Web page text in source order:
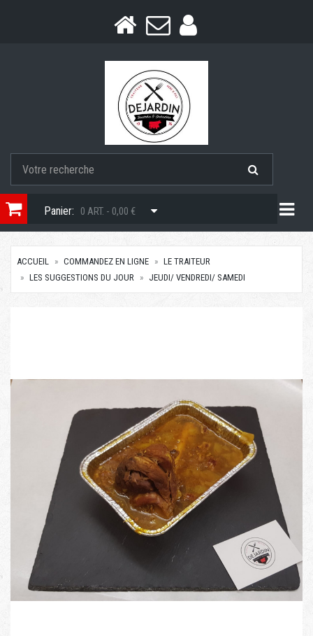
Panier: 0 ART. - 0,00 €
ACCUEIL COMMANDEZ EN LIGNE
LE TRAITEUR
LES SUGGESTIONS DU JOUR
JEUDI/ VENDREDI/ SAMEDI